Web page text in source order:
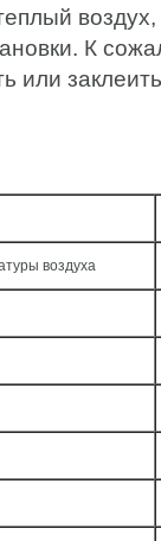
К
или
воздуха